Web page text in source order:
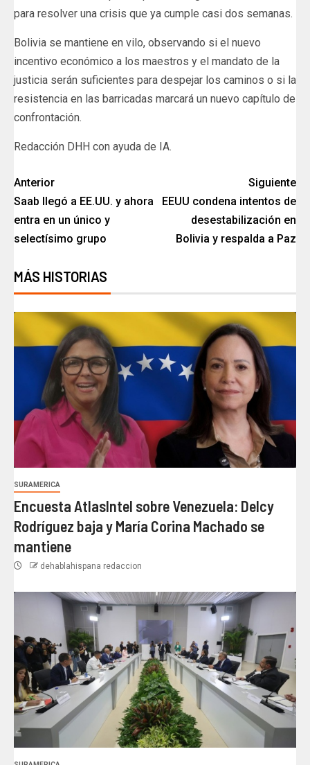
para resolver una crisis que ya cumple casi dos semanas.
Bolivia se mantiene en vilo, observando si el nuevo
incentivo económico a los maestros y el mandato de la
justicia serán suficientes para despejar los caminos o si la
resistencia en las barricadas marcará un nuevo capítulo de
confrontación.
Redacción DHH con ayuda de IA.
Anterior
Saab llegó a EE.UU. y ahora
entra en un único y
selectísimo grupo
Siguiente
EEUU condena intentos de
desestabilización en
Bolivia y respalda a Paz
MÁS HISTORIAS
SURAMERICA
Encuesta AtlasIntel sobre Venezuela: Delcy
Rodríguez baja y María Corina Machado se
mantiene
dehablahispana redaccion